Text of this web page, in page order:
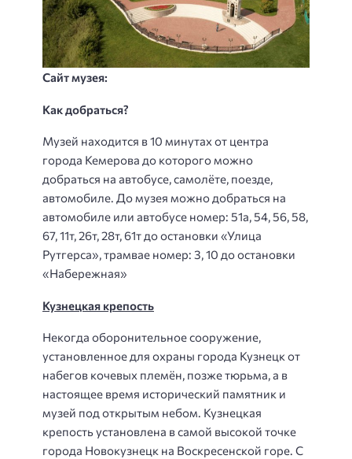
Сайт музея:
Как добраться?
Музей находится в 10 минутах от центра
города Кемерова до которого можно
добраться на автобусе, самолёте, поезде,
автомобиле. До музея можно добраться на
автомобиле или автобусе номер: 51а, 54, 56, 58,
67, 11т, 26т, 28т, 61т до остановки «Улица
Рутгерса», трамвае номер: 3, 10 до остановки
«Набережная»
Кузнецкая крепость
Некогда оборонительное сооружение,
установленное для охраны города Кузнецк от
набегов кочевых племён, позже тюрьма, а в
настоящее время исторический памятник и
музей под открытым небом. Кузнецкая
крепость установлена в самой высокой точке
города Новокузнецк на Воскресенской горе. С